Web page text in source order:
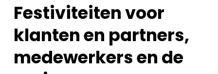
Festiviteiten voor
klanten en partners,
medewerkers en de